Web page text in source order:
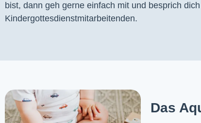
bist, dann geh gerne einfach mit und besprich
Kindergottesdienstmitarbeitenden.
Das